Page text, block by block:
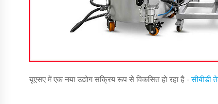
यूएसए में एक नया उद्योग सक्रिय रूप से विकसित हो रहा है -सीबीडी